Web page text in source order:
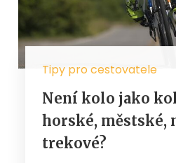
Tipy pro cestovatele
Není kolo jako
horské, městské,
trekové?